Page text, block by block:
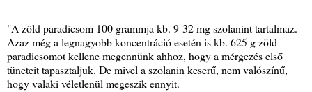
"A zöld paradicsom 100 grammja kb. 9-32 mg szolanint tartalmaz.
Azaz még a legnagyobb koncentráció esetén is kb. 625 g zöld
paradicsomot kellene megennünk ahhoz, hogy a mérgezés első
tüneteit tapasztaljuk. De mivel a szolanin keserű, nem valószínű,
hogy valaki véletlenül megeszik ennyit.